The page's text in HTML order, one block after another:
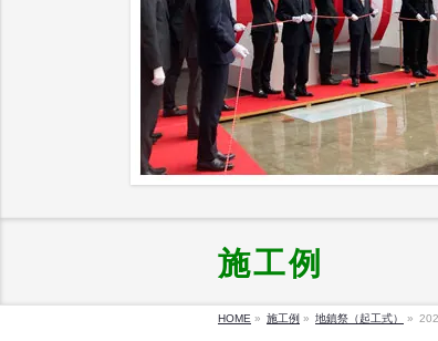
施工例
HOME » 施工例 » 地鎮祭（起工式） »